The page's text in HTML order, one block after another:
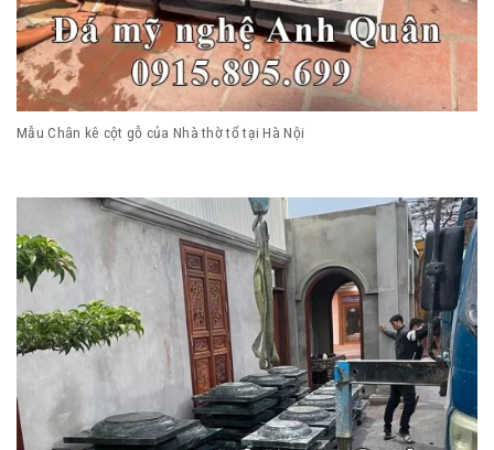
Mẫu Chân kê cột gỗ của Nhà thờ tổ tại Hà Nội